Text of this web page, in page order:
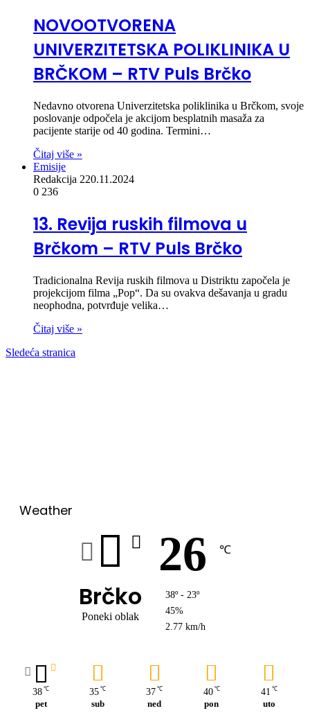
NOVOOTVORENA
UNIVERZITETSKA POLIKLINIKA U
BRČKOM – RTV Puls Brčko
Nedavno otvorena Univerzitetska poliklinika u Brčkom, svoje
poslovanje odpočela je akcijom besplatnih masaža za
pacijente starije od 40 godina. Termini…
Čitaj više »
Emisije
Redakcija 220.11.2024
0 236
13. Revija ruskih filmova u
Brčkom – RTV Puls Brčko
Tradicionalna Revija ruskih filmova u Distriktu započela je
projekcijom filma „Pop“. Da su ovakva dešavanja u gradu
neophodna, potvrđuje velika…
Čitaj više »
Sledeća stranica
Weather
Brčko
Poneki oblak
26 ℃
38º - 23º
45%
2.77 km/h
38 ℃
pet
35 ℃
sub
37 ℃
ned
40 ℃
pon
41 ℃
uto